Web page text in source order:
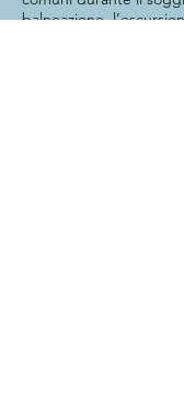
balneazione,